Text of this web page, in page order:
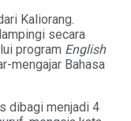
Kaliorang.
secara
program English
mengajar Bahasa
dibagi menjadi 4